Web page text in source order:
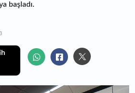
başladı.